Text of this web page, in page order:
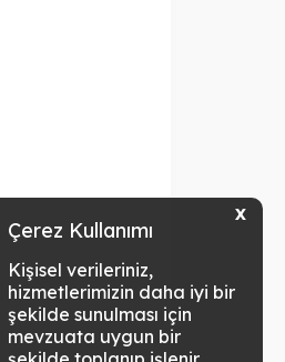
X
Çerez Kullanımı
Kişisel verileriniz,
hizmetlerimizin daha iyi bir
şekilde sunulması için
mevzuata uygun bir